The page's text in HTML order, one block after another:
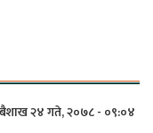
बैशाख २४ गते, २०७८ - ०९:०४